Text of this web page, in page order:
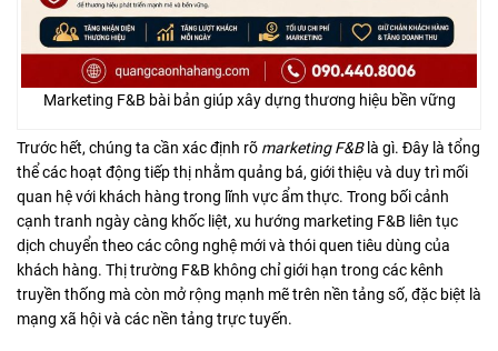
Marketing F&B bài bản giúp xây dựng thương hiệu bền vững
Trước hết, chúng ta cần xác định rõ marketing F&Blà gì. Đây là tổng
thể các hoạt động tiếp thị nhằm quảng bá, giới thiệu và duy trì mối
quan hệ với khách hàng trong lĩnh vực ẩm thực. Trong bối cảnh
cạnh tranh ngày càng khốc liệt, xu hướng marketing F&B liên tục
dịch chuyển theo các công nghệ mới và thói quen tiêu dùng của
khách hàng. Thị trường F&B không chỉ giới hạn trong các kênh
truyền thống mà còn mở rộng mạnh mẽ trên nền tảng số, đặc biệt là
mạng xã hội và các nền tảng trực tuyến.